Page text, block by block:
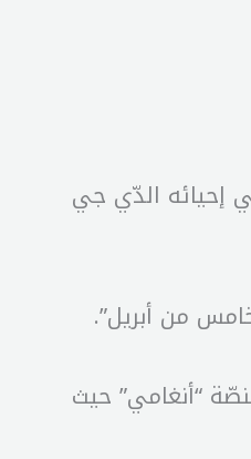
أبو ظبي، يشاركه في إحيائه الدّي جي
من أبريل”.
“أنغامي” حيث